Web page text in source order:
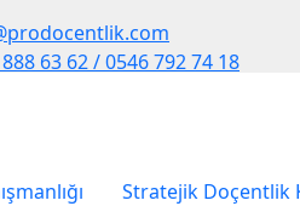
63 62 / 0546 792 74 18
Stratejik Doçentlik